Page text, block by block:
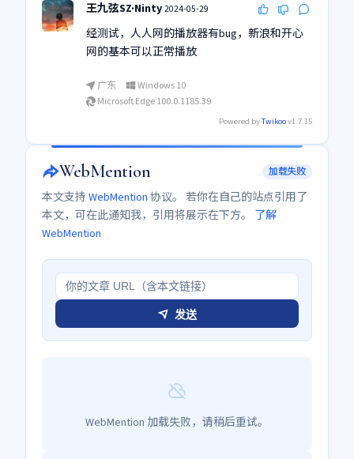
王九弦SZ·Ninty2024-05-29
经测试，人人网的播放器有bug，新浪和开心
网的基本可以正常播放
广东
Windows 10
Microsoft Edge 100.0.1185.39
Powered byTwikoov1.7.15
WebMention 加载失败
本文支持 WebMention 协议。 若你在自己的站点引用了
本文，可在此通知我，引用将展示在下方。 了解
WebMention
发送
WebMention 加载失败，请稍后重试。